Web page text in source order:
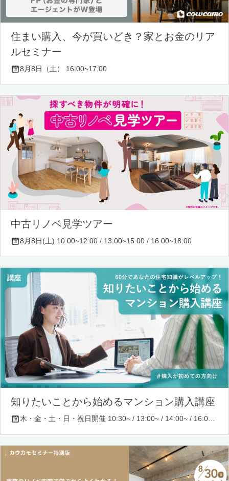
住まい購入、今が買いどき？家とお金のリア
ルセミナー
8月8日（土） 16:00~17:00
中古リノベ見学ツアー
8月8日(土) 10:00~12:00 / 13:00~15:00 / 16:00~18:00
知りたいことから始めるマンション購入講座
木・金・土・日・祝日開催 10:30~ / 13:00~ / 14:00~ / 16:00~ / 17:00~/ 18:30~/ 19:30~